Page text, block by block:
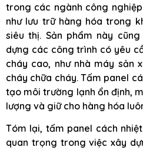
trong các ngành công
như lưu trữ hàng hóa trong
siêu thị. Sản phẩm này
dựng các công trình có yêu
cháy cao, như nhà máy sản
cháy chữa cháy. Tấm panel
tạo môi trường lạnh ổn định,
lượng và giữ cho hàng hóa
Tóm lại, tấm panel cách
quan trọng trong việc xây